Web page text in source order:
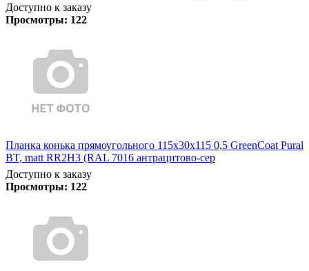
Доступно к заказу
Просмотры: 122
Планка конька прямоугольного 115х30х115 0,5 GreenCoat Pural
BT, matt RR2Н3 (RAL 7016 антрацитово-сер
Доступно к заказу
Просмотры: 122